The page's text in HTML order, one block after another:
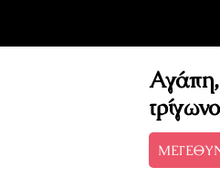
Αγάπη,